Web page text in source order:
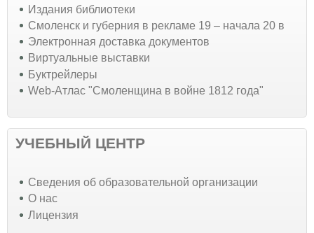
Издания библиотеки
Смоленск и губерния в рекламе 19 – начала 20 в
Электронная доставка документов
Виртуальные выставки
Буктрейлеры
Web-Атлас "Смоленщина в войне 1812 года"
УЧЕБНЫЙ ЦЕНТР
Cведения об образовательной организации
О нас
Лицензия